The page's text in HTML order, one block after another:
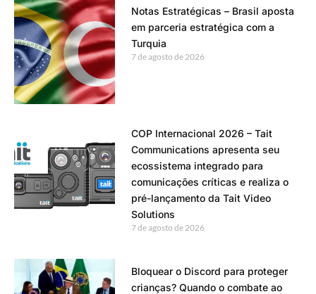
Notas Estratégicas – Brasil aposta
em parceria estratégica com a
Turquia
7 de agosto de 2026
COP Internacional 2026 – Tait
Communications apresenta seu
ecossistema integrado para
comunicações críticas e realiza o
pré-lançamento da Tait Video
Solutions
7 de agosto de 2026
Bloquear o Discord para proteger
crianças? Quando o combate ao